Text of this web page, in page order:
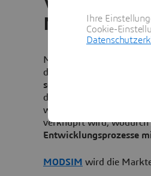
MODSIM
MODSIM auf der
der
sodass diese vollständig
der 3DEXPERIENCE
weil
verknüpft wird, wodurch
Entwicklungsprozesse
MODSIM wird die
Ihre
Cookie-